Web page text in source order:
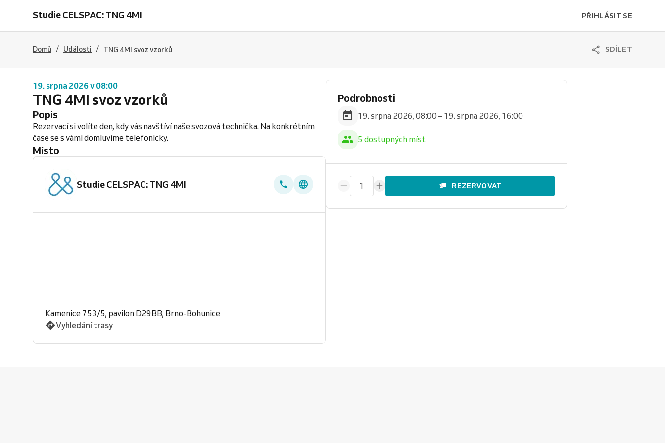
Studie CELSPAC: TNG 4MI PŘIHLÁSIT SE
Domů / Události / TNG 4MI svoz vzorků SDÍLET
19. srpna 2026 v 08:00
TNG 4MI svoz vzorků
Popis
Rezervací si volíte den, kdy vás navštíví naše svozová technička. Na konkrétním
čase se s vámi domluvíme telefonicky.
Místo
Studie CELSPAC: TNG 4MI
Kamenice 753/5, pavilon D29BB, Brno-Bohunice
Vyhledání trasy
Podrobnosti
19. srpna 2026, 08:00 – 19. srpna 2026, 16:00
5 dostupných míst
1 REZERVOVAT